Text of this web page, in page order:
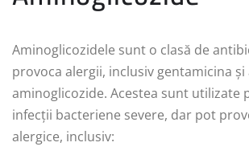
Aminoglicozidele sunt o clasă de
provoca alergii, inclusiv gentamicina
aminoglicozide. Acestea sunt utilizate
infecții bacteriene severe, dar pot
alergice, inclusiv: